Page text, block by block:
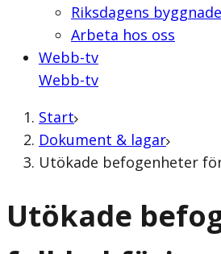
Riksdagens
Arbeta hos oss
Webb-tv
Webb-tv
Start
Dokument & lagar
Utökade befogenheter
Utökade